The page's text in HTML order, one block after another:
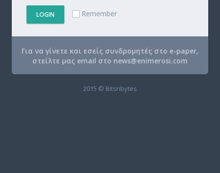
LOGIN Remember
Για να γίνετε και εσείς συνδρομητές στο e-paper,
στείλτε μας email στο news@enimerosi.com
2015 © Bitsnbytes